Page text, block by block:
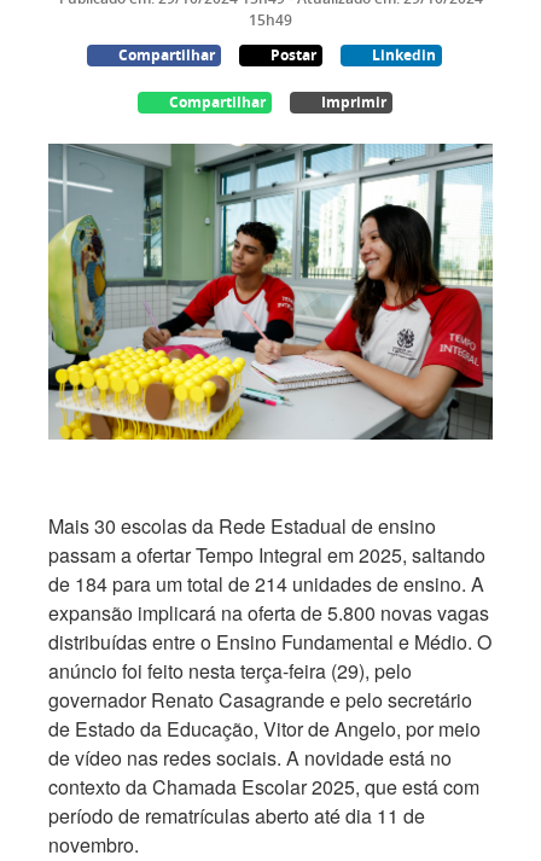
15h49
Compartilhar
Postar Linkedin
Compartilhar Imprimir
Mais 30 escolas da Rede Estadual de ensino
passam a ofertar Tempo Integral em 2025, saltando
de 184 para um total de 214 unidades de ensino. A
expansão implicará na oferta de 5.800 novas vagas
distribuídas entre o Ensino Fundamental e Médio. O
anúncio foi feito nesta terça-feira (29), pelo
governador Renato Casagrande e pelo secretário
de Estado da Educação, Vitor de Angelo, por meio
de vídeo nas redes sociais. A novidade está no
contexto da Chamada Escolar 2025, que está com
período de rematrículas aberto até dia 11 de
novembro.